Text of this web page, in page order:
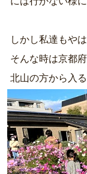
しかし私達もや
そんな時は京都
北山の方から入